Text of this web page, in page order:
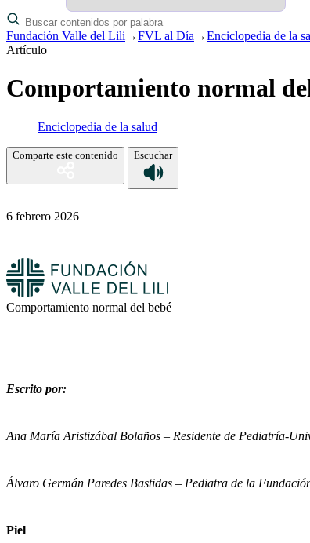
Fundación Valle del Lili →FVL al Día →Enciclopedia de la
Artículo
Comportamiento normal
Enciclopedia de la salud
Comparte este contenido Escuchar
6 febrero 2026
Comportamiento normal del bebé
Escrito por:
Ana María Aristizábal Bolaños – Residente de Pediatría-
Álvaro Germán Paredes Bastidas – Pediatra de la
Piel